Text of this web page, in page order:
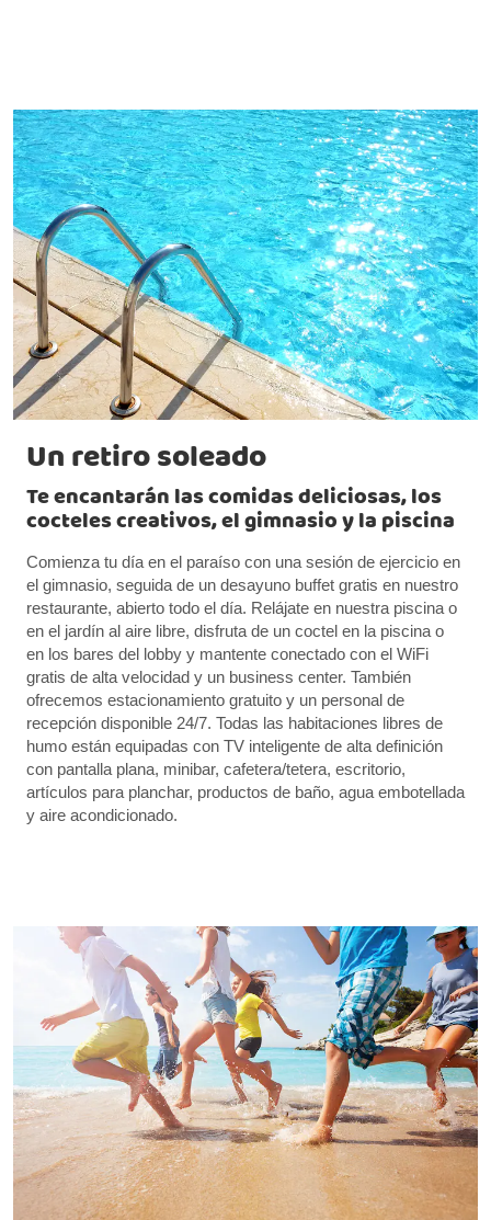
Un retiro soleado
Te encantarán las comidas deliciosas, los
cocteles creativos, el gimnasio y la piscina
Comienza tu día en el paraíso con una sesión de ejercicio en
el gimnasio, seguida de un desayuno buffet gratis en nuestro
restaurante, abierto todo el día. Relájate en nuestra piscina o
en el jardín al aire libre, disfruta de un coctel en la piscina o
en los bares del lobby y mantente conectado con el WiFi
gratis de alta velocidad y un business center. También
ofrecemos estacionamiento gratuito y un personal de
recepción disponible 24/7. Todas las habitaciones libres de
humo están equipadas con TV inteligente de alta definición
con pantalla plana, minibar, cafetera/tetera, escritorio,
artículos para planchar, productos de baño, agua embotellada
y aire acondicionado.